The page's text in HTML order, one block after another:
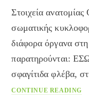
Στοιχεία
σωματικής
διάφορα όργανα
παρατηρούνται:
σφαγίτιδα φλέβα,
CONTINUE READING